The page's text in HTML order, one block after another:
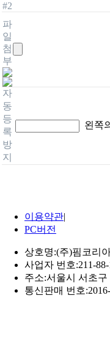
#2
파
일
첨
부
자
동
등
록
방
지
왼쪽
이용약관|
PC버전
상호명:(주)핌코리
사업자 번호:211-88-
주소:서울시 서초
통신판매 번호